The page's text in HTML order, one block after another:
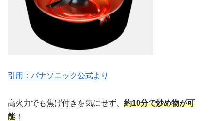
引用：パナソニック公式より
高火力でも焦げ付きを気にせず、 約10分で炒め物が可
能！